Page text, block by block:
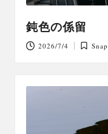
鈍色の係留
2026/7/4
Posted
Snap